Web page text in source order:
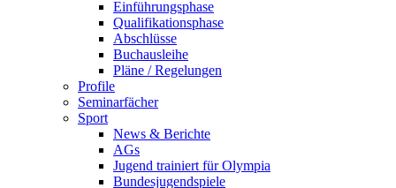
Einführungsphase
Qualifikationsphase
Abschlüsse
Buchausleihe
Pläne / Regelungen
Profile
Seminarfächer
Sport
News & Berichte
AGs
Jugend trainiert für Olympia
Bundesjugendspiele